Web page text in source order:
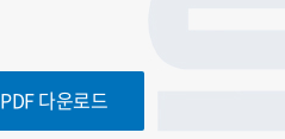
PDF 다운로드